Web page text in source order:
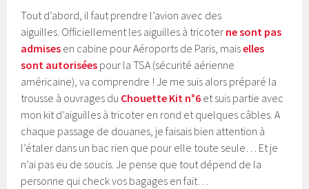
Tout d’abord, il faut prendre l’avion avec des
aiguilles. Officiellement les aiguilles à tricoter ne sont pas
admises en cabine pour Aéroports de Paris, maiselles
sont autorisées pour la TSA (sécurité aérienne
américaine), va comprendre ! Je me suis alors préparé la
trousse à ouvrages du Chouette Kit n°6 et suis partie avec
mon kit d’aiguilles à tricoter en rond et quelques câbles. A
chaque passage de douanes, je faisais bien attention à
l’étaler dans un bac rien que pour elle toute seule… Et je
n’ai pas eu de soucis. Je pense que tout dépend de la
personne qui check vos bagages en fait…